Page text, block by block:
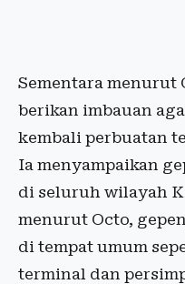
Sementara menurut
berikan imbauan
kembali perbuatan
Ia menyampaikan
di seluruh wilayah
menurut Octo,
di tempat umum
terminal dan